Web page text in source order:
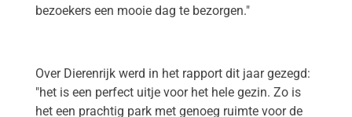
bezoekers een mooie dag te bezorgen."
Over Dierenrijk werd in het rapport dit jaar gezegd:
"het is een perfect uitje voor het hele gezin. Zo is
het een prachtig park met genoeg ruimte voor de